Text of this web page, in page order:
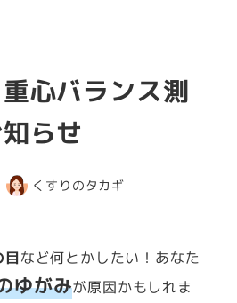
重心バランス測
らせ
著
くすりのタカギ
目など何とかしたい！あなた
ゆがみが原因かもしれま